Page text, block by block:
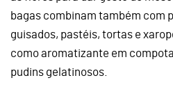
bagas combinam também com
guisados, pastéis, tortas e
como aromatizante em
pudins gelatinosos.